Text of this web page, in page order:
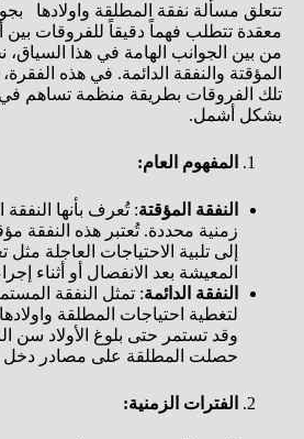
تتعلق مسألة نفقة المطلقة واولادها
معقدة تتطلب فهماً دقيقاً للفروقات بين
من بين الجوانب الهامة في هذا السياق،
المؤقتة والنفقة الدائمة. في هذه
تلك الفروقات بطريقة منظمة تساهم في
بشكل أشمل.
المفهوم العام:
النفقة المؤقتة: تُعرف بأنها النفقة
زمنية محددة. تُعتبر هذه النفقة
إلى تلبية الاحتياجات العاجلة
المعيشة بعد الانفصال أو أثناء
النفقة الدائمة: تمثل النفقة
لتغطية احتياجات المطلقة
وقد تستمر حتى بلوغ الأولاد سن
حصلت المطلقة على مصادر دخل
الفترات الزمنية: